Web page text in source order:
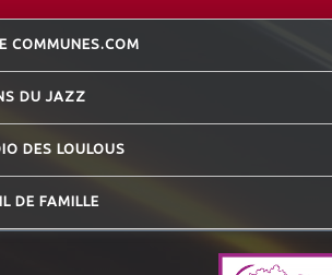
COMMUNES.COM
DU JAZZ
DES LOULOUS
DE FAMILLE